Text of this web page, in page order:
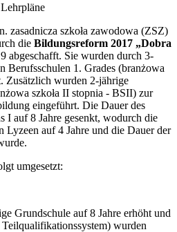
zasadnicza szkoła zawodowa (ZSZ)
die Bildungsreform 2017 „Dobra
abgeschafft. Sie wurden durch 3-
Berufsschulen 1. Grades (branżowa
Zusätzlich wurden 2-jährige
szkoła II stopnia - BSII) zur
eingeführt. Die Dauer des
I auf 8 Jahre gesenkt, wodurch die
Lyzeen auf 4 Jahre und die Dauer der
umgesetzt:
Grundschule auf 8 Jahre erhöht und
wurden